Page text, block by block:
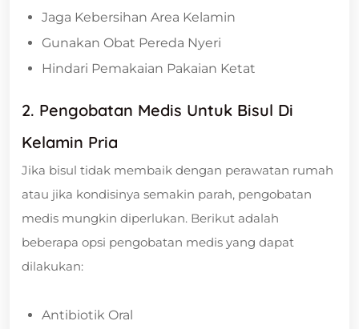
Jaga Kebersihan Area Kelamin
Gunakan Obat Pereda Nyeri
Hindari Pemakaian Pakaian Ketat
2. Pengobatan Medis Untuk Bisul Di
Kelamin Pria
Jika bisul tidak membaik dengan perawatan rumah
atau jika kondisinya semakin parah, pengobatan
medis mungkin diperlukan. Berikut adalah
beberapa opsi pengobatan medis yang dapat
dilakukan:
Antibiotik Oral